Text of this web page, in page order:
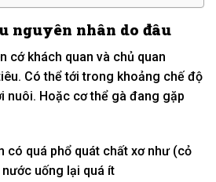
nguyên nhân do đâu
cớkhách quan và chủ quan
Có thểtới trong khoảng chế độ
nuôi. Hoặc cơ thể gà đang gặp
có quá phổ quát chất xơ như (cỏ
uống lại quá ít